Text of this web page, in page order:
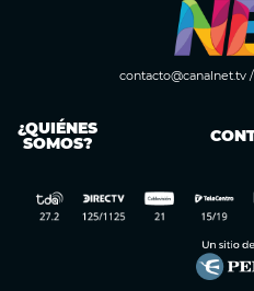
contacto@canalnet.tv/
¿QUIÉNES
SOMOS?